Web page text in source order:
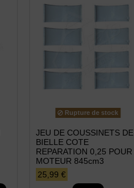
Rupture de stock
JEU DE COUSSINETS DE
BIELLE COTE
REPARATION 0,25 POUR
MOTEUR 845cm3
25,99 €